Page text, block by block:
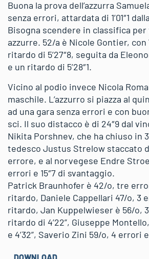
Buona la prova dell’azzurra
senza errori, attardata di 1’01″1
Bisogna scendere in classifica
azzurre. 52/a è Nicole Gontier,
ritardo di 5’27″8, seguita da
e un ritardo di 5’28″1.
Vicino al podio invece Nicola
maschile. L’azzurro si piazza al
ad una gara senza errori e con
sci. Il suo distacco è di 24″9 dal
Nikita Porshnev, che ha chiuso in
tedesco Justus Strelow staccato
errore, e al norvegese Endre
errori e 15″7 di svantaggio.
Patrick Braunhofer è 42/o, tre
ritardo, Daniele Cappellari 47/o, 3
ritardo, Jan Kuppelwieser è 56/o,
ritardo di 4’22”, Giuseppe
e 4’32”, Saverio Zini 59/o, 4 errori e